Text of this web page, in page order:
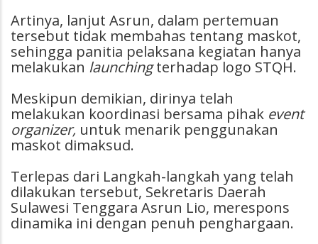
Artinya, lanjut Asrun, dalam pertemuan
tersebut tidak membahas tentang maskot,
sehingga panitia pelaksana kegiatan hanya
melakukan launchingterhadap logo STQH.
Meskipun demikian, dirinya telah
melakukan koordinasi bersama pihak event
organizer, untuk menarik penggunakan
maskot dimaksud.
Terlepas dari Langkah-langkah yang telah
dilakukan tersebut, Sekretaris Daerah
Sulawesi Tenggara Asrun Lio, merespons
dinamika ini dengan penuh penghargaan.